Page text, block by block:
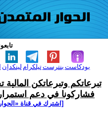
لينكدإن تيلكرامبنترست بودكاست
تبرعاتكم وتبرعاتكن
فشاركونا في دعم
[اشترك في قناة